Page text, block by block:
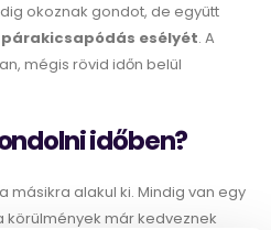
okoznak gondot, de együtt
párakicsapódás esélyét. A
mégis rövid időn belül
időben?
másikra alakul ki. Mindig van egy
körülmények már kedveznek